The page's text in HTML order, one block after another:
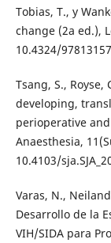
Tobias, T., y
change (2a ed.),
10.4324/
Tsang, S., Royse,
developing,
perioperative
Anaesthesia,
10.4103/
Varas, N.,
Desarrollo de la
VIH/SIDA para